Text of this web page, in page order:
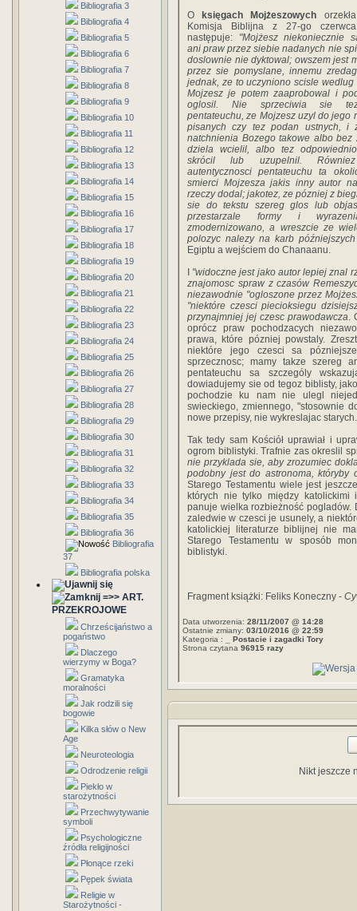
Bibliografia 3
Bibliografia 4
Bibliografia 5
Bibliografia 6
Bibliografia 7
Bibliografia 8
Bibliografia 9
Bibliografia 10
Bibliografia 11
Bibliografia 12
Bibliografia 13
Bibliografia 14
Bibliografia 15
Bibliografia 16
Bibliografia 17
Bibliografia 18
Bibliografia 19
Bibliografia 20
Bibliografia 21
Bibliografia 22
Bibliografia 23
Bibliografia 24
Bibliografia 25
Bibliografia 26
Bibliografia 27
Bibliografia 28
Bibliografia 29
Bibliografia 30
Bibliografia 31
Bibliografia 32
Bibliografia 33
Bibliografia 34
Bibliografia 35
Bibliografia 36
Bibliografia
37
Bibliografia polska
=>> ART.
PRZEKROJOWE
Chrześcijaństwo a
pogaństwo
Dlaczego
wierzymy w Boga?
Gramatyka
moralności
Jak rodzili się
bogowie
Kilka słów o New
Age
Neuroteologia
Odrodzenie religii
Piekło w
starożytności
Przechwytywanie
symboli
Psychologiczne
źródła religijności
Płonące rzeki
Pępek świata
Religie w
Starożytności -
O
księgach Mojżeszowych
Komisja Biblijna z 27-go
następuje:
"Mojżesz niekoniecznie
ani praw przez siebie nadanych nie
doslownie nie dyktowal; owszem jest
przez sie pomyslane, innemu
jednak, ze to uczyniono scisle wedlug
Mojzesz je potem zaaprobowal i
oglosil. Nie sprzeciwia sie tez
pentateuchu, ze Mojzesz uzyl do jego
pisanych czy tez podan ustnych, i
natchnienia Bozego takowe albo bez
dziela wcielil, albo tez
skrócil lub uzupelnil.
autentycznosci pentateuchu ta
smierci Mojzesza jakis inny autor
rzeczy dodal; jakotez, ze pózniej z
sie do tekstu szereg glos lub
przestarzale formy i
zmodernizowano, a wreszcie ze
polozyc nalezy na karb
Egiptu a wejściem do Chanaanu.
"widoczne jest jako autor lepiej znal
znajomosc spraw z czasów
niezawodnie "ogloszone przez
"niektóre czesci piecioksiegu
przynajmniej jej czesc prawodawcza.
oprócz praw pochodzacych
prawa, które pózniej powstaly.
niektóre jego czesci sa
sprzecznosc; mamy takze szereg
pentateuchu sa szczególy
dowiadujemy sie od tegoz biblisty,
pochodzie ku nam nie ulegl
swieckiego, zmiennego, "stosownie
nowe przepisy, nie wykreslajac starych.
Tak tedy sam Kościół uprawiał i
ogrom biblistyki. Trafnie zas okreslil
nie przyklada sie, aby zrozumiec
podobny jest do astronoma, któryby
Starego Testamentu wiele jest
których nie tylko między
panuje wielka rozbieżność
zaledwie w czesci je usunely, a
katolickiej literaturze biblijnej nie
Starego Testamentu w sposób
biblistyki.
Fragment książki: Feliks Koneczny -
Data utworzenia: 28/11/2007 @ 14:28
Ostatnie zmiany: 03/10/2016 @ 22:59
Kategoria :
_ Postacie i zagadki Tory
Strona czytana 96915 razy
Nikt jeszcze